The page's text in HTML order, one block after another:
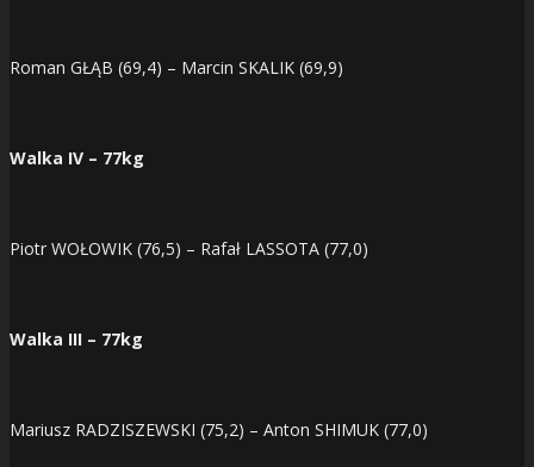
Roman GŁĄB (69,4) – Marcin SKALIK (69,9)
Walka IV – 77kg
Piotr WOŁOWIK (76,5) – Rafał LASSOTA (77,0)
Walka III – 77kg
Mariusz RADZISZEWSKI (75,2) – Anton SHIMUK (77,0)